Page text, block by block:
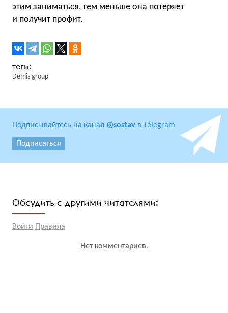
этим заниматься, тем меньше она потеряет
и получит профит.
Demis group
Подписывайтесь на канал @sostav в Telegram
Подписаться
Обсудить с другими читателями:
Войти Правила
Нет комментариев.